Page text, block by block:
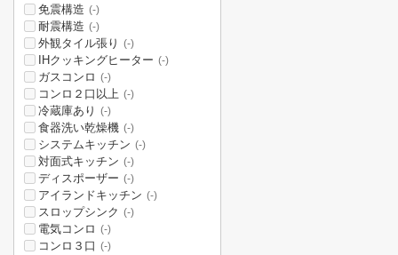
免震構造 (-)
耐震構造 (-)
外観タイル張り (-)
IHクッキングヒーター (-)
ガスコンロ (-)
コンロ２口以上 (-)
冷蔵庫あり (-)
食器洗い乾燥機 (-)
システムキッチン (-)
対面式キッチン (-)
ディスポーザー (-)
アイランドキッチン (-)
スロップシンク (-)
電気コンロ (-)
コンロ３口 (-)